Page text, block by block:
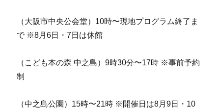
（大阪市中央公会堂）10時〜現地プログラム終了ま
で ※8月6日・7日は休館
（こども本の森 中之島）9時30分〜17時 ※事前予約
制
（中之島公園）15時〜21時 ※開催日は8月9日・10